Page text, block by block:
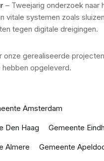
– Tweejarig onderzoek naar
vitale systemen zoals
tegen digitale dreigingen.
onze gerealiseerde
opgeleverd.
Amsterdam
Den Haag Gemeente
Almere Gemeente